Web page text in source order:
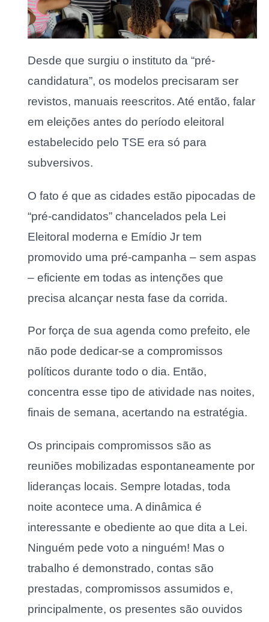
Desde que surgiu o instituto da “pré-
candidatura”, os modelos precisaram ser
revistos, manuais reescritos. Até então, falar
em eleições antes do período eleitoral
estabelecido pelo TSE era só para
subversivos.
O fato é que as cidades estão pipocadas de
“pré-candidatos” chancelados pela Lei
Eleitoral moderna e Emídio Jr tem
promovido uma pré-campanha – sem aspas
– eficiente em todas as intenções que
precisa alcançar nesta fase da corrida.
Por força de sua agenda como prefeito, ele
não pode dedicar-se a compromissos
políticos durante todo o dia. Então,
concentra esse tipo de atividade nas noites,
finais de semana, acertando na estratégia.
Os principais compromissos são as
reuniões mobilizadas espontaneamente por
lideranças locais. Sempre lotadas, toda
noite acontece uma. A dinâmica é
interessante e obediente ao que dita a Lei.
Ninguém pede voto a ninguém! Mas o
trabalho é demonstrado, contas são
prestadas, compromissos assumidos e,
principalmente, os presentes são ouvidos